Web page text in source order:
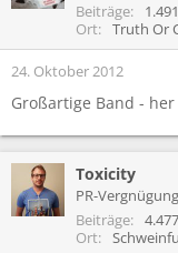
Beiträge
1.491
Ort
Truth Or
24. Oktober 2012
Großartige Band -
Toxicity
PR-
Beiträge 4.477
Ort